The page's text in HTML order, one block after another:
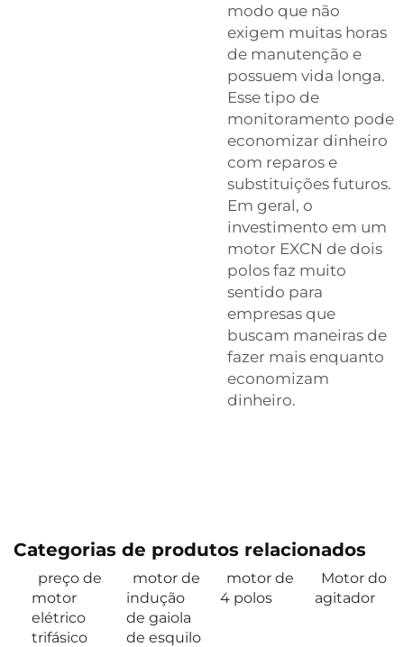
modo que não
exigem muitas horas
de manutenção e
possuem vida longa.
Esse tipo de
monitoramento pode
economizar dinheiro
com reparos e
substituições futuros.
Em geral, o
investimento em um
motor EXCN de dois
polos faz muito
sentido para
empresas que
buscam maneiras de
fazer mais enquanto
economizam
dinheiro.
Categorias de produtos relacionados
preço de
motor
elétrico
trifásico
motor de
indução
de gaiola
de esquilo
motor de
4 polos
Motor do
agitador